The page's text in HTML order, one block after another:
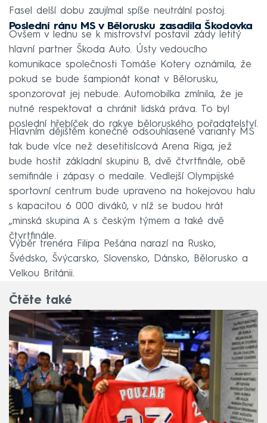
Fasel delší dobu zaujímal spíše neutrální postoj.
Poslední ránu MS v Bělorusku zasadila Škodovka
Ovšem v lednu se k mistrovství postavil zády letitý
hlavní partner Škoda Auto. Ústy vedoucího
komunikace společnosti Tomáše Kotery oznámila, že
pokud se bude šampionát konat v Bělorusku,
sponzorovat jej nebude. Automobilka zmínila, že je
nutné respektovat a chránit lidská práva. To byl
poslední hřebíček do rakve běloruského pořadatelství.
Hlavním dějištěm konečně odsouhlasené varianty MS
tak bude více než desetitisícová Arena Riga, jež
bude hostit základní skupinu B, dvě čtvrtfinále, obě
semifinále i zápasy o medaile. Vedlejší Olympijské
sportovní centrum bude upraveno na hokejovou halu
s kapacitou 6 000 diváků, v níž se budou hrát
„minská skupina A s českým týmem a také dvě
čtvrtfinále.
Výběr trenéra Filipa Pešána narazí na Rusko,
Švédsko, Švýcarsko, Slovensko, Dánsko, Bělorusko a
Velkou Británii.
Čtěte také